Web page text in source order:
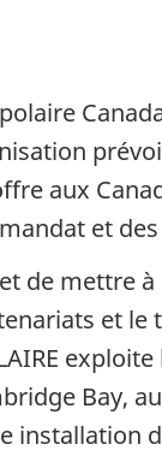
aux
et
de mettre
et le
Bay,
installation